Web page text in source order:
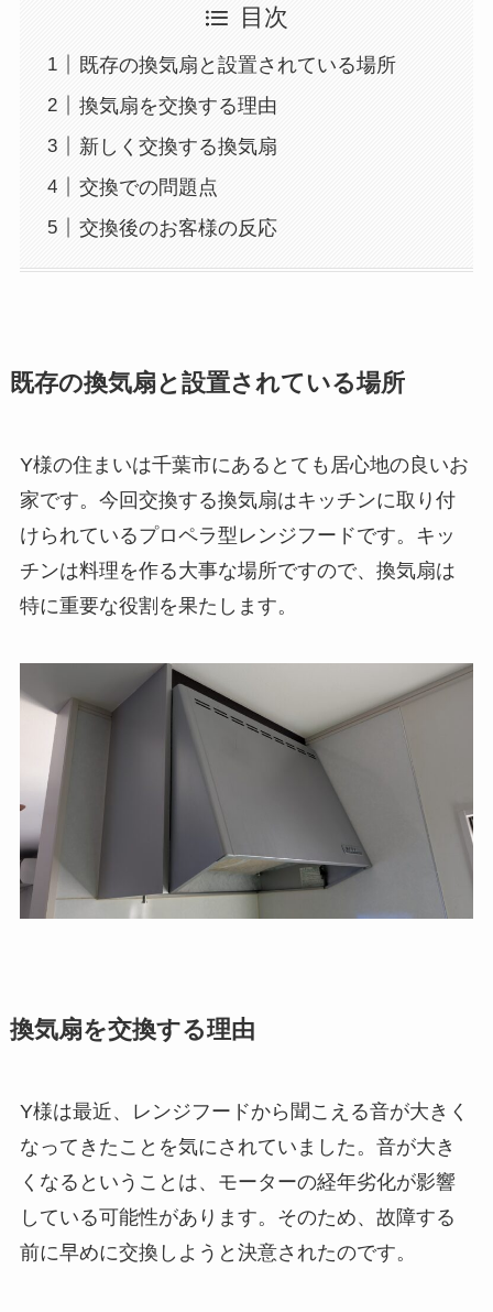
目次
既存の換気扇と設置されている場所
換気扇を交換する理由
新しく交換する換気扇
交換での問題点
交換後のお客様の反応
既存の換気扇と設置されている場所
Y様の住まいは千葉市にあるとても居心地の良いお
家です。今回交換する換気扇はキッチンに取り付
けられているプロペラ型レンジフードです。キッ
チンは料理を作る大事な場所ですので、換気扇は
特に重要な役割を果たします。
換気扇を交換する理由
Y様は最近、レンジフードから聞こえる音が大きく
なってきたことを気にされていました。音が大き
くなるということは、モーターの経年劣化が影響
している可能性があります。そのため、故障する
前に早めに交換しようと決意されたのです。